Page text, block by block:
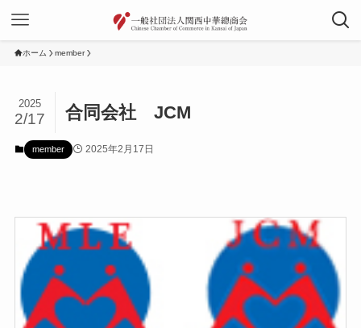
ホーム member
合同会社 JCM
2025
2/17
member 2025年2月17日